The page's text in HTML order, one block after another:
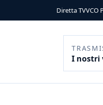
Diretta TVVCO
I nostri